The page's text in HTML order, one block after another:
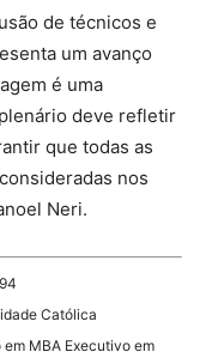
de técnicos e
um avanço
é uma
deve refletir
que todas as
nos
Neri.
Católica
MBA Executivo em